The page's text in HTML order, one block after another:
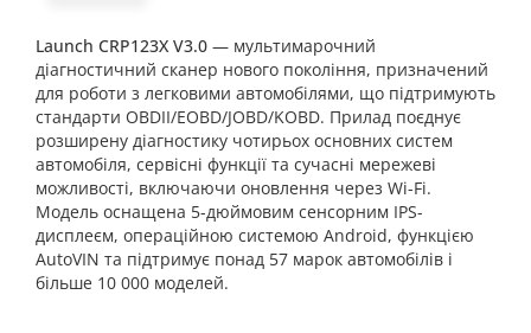
Launch CRP123X V3.0 — мультимарочний
діагностичний сканер нового покоління, призначений
для роботи з легковими автомобілями, що підтримують
стандарти OBDII/EOBD/JOBD/KOBD. Прилад поєднує
розширену діагностику чотирьох основних систем
автомобіля, сервісні функції та сучасні мережеві
можливості, включаючи оновлення через Wi-Fi.
Модель оснащена 5-дюймовим сенсорним IPS-
дисплеєм, операційною системою Android, функцією
AutoVIN та підтримує понад 57 марок автомобілів і
більше 10 000 моделей.